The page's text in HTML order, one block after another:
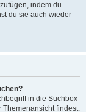
indem du
du sie auch wieder
in die Suchbox
findest.